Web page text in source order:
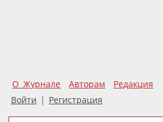
О Журнале Авторам
Редакция
Войти | Регистрация